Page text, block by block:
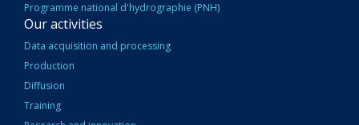
Programme national d'hydrographie (PNH)
Our activities
Data acquisition and processing
Production
Diffusion
Training